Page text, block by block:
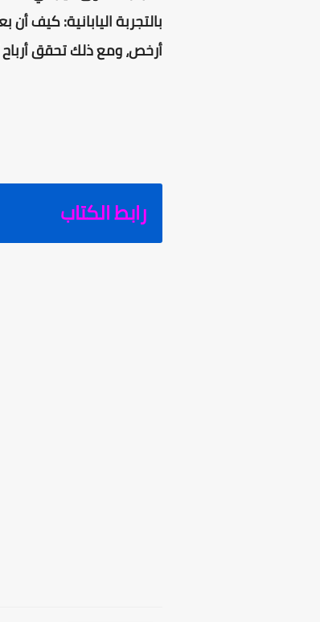
بالتجربة اليابانية: كيف
أرخص، ومع ذلك تحقق أرباح
رابط الكتاب